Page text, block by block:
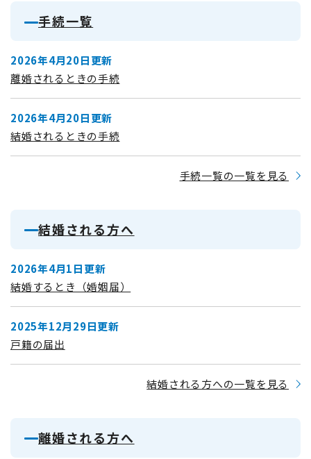
手続一覧
2026年4月20日更新
離婚されるときの手続
2026年4月20日更新
結婚されるときの手続
手続一覧の一覧を見る
結婚される方へ
2026年4月1日更新
結婚するとき（婚姻届）
2025年12月29日更新
戸籍の届出
結婚される方への一覧を見る
離婚される方へ